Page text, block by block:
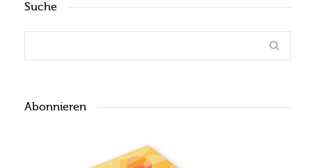
Suche
Abonnieren